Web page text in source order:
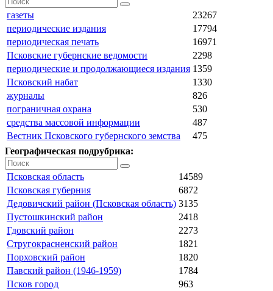
газеты
23267
периодические издания
17794
периодическая печать
16971
Псковские губернские ведомости
2298
периодические и продолжающиеся издания 1359
Псковский набат
1330
журналы
826
пограничная охрана
530
средства массовой информации
487
Вестник Псковского губернского земства
475
Географическая подрубрика:
Псковская область
14589
Псковская губерния
6872
Дедовичский район (Псковская область) 3135
Пустошкинский район
2418
Гдовский район
2273
Стругокрасненский район
1821
Порховский район
1820
Павский район (1946-1959)
1784
Псков город
963